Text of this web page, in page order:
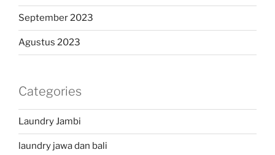
September 2023
Agustus 2023
Categories
Laundry Jambi
laundry jawa dan bali